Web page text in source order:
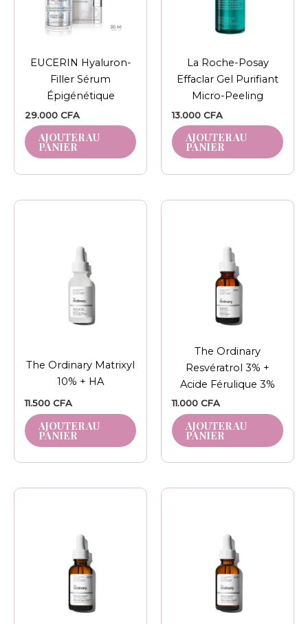
EUCERIN Hyaluron-
Filler Sérum
Épigénétique
29.000 CFA
AJOUTER AU
PANIER
La Roche-Posay
Effaclar Gel Purifiant
Micro-Peeling
13.000 CFA
AJOUTER AU
PANIER
The Ordinary Matrixyl
10% + HA
11.500 CFA
AJOUTER AU
PANIER
The Ordinary
Resvératrol 3% +
Acide Férulique 3%
11.000 CFA
AJOUTER AU
PANIER